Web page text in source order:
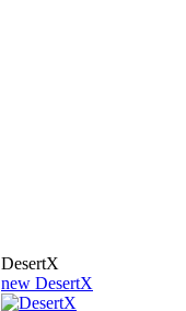
DesertX
new DesertX